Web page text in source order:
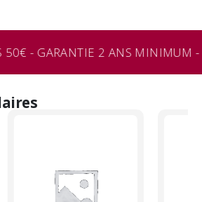
50€ - GARANTIE 2 ANS MINIMUM